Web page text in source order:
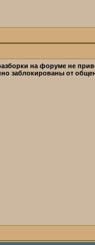
на форуме не
заблокированы от